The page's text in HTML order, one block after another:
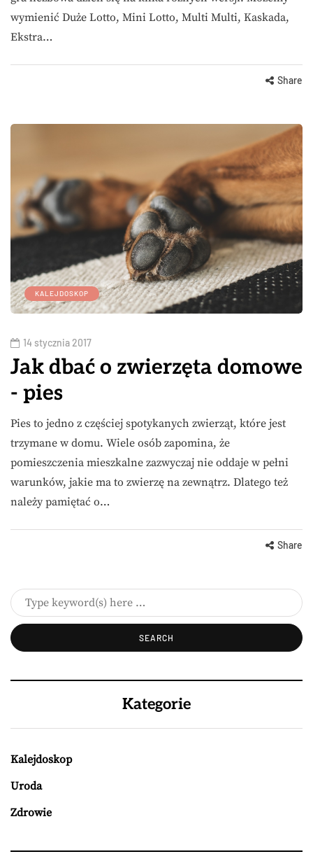
wymienić Duże Lotto, Mini Lotto, Multi Multi, Kaskada,
Ekstra…
Share
KALEJDOSKOP
14 stycznia 2017
Jak dbać o zwierzęta domowe
- pies
Pies to jedno z częściej spotykanych zwierząt, które jest
trzymane w domu. Wiele osób zapomina, że
pomieszczenia mieszkalne zazwyczaj nie oddaje w pełni
warunków, jakie ma to zwierzę na zewnątrz. Dlatego też
należy pamiętać o…
Share
Kategorie
Kalejdoskop
Uroda
Zdrowie